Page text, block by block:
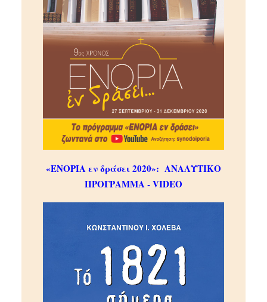
«ΕΝΟΡΙΑ εν δράσει 2020»: ΑΝΑΛΥΤΙΚΟ
ΠΡΟΓΡΑΜΜΑ - VIDEO